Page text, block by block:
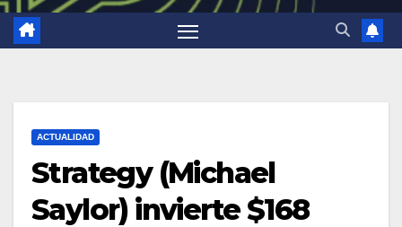
ACTUALIDAD
Strategy (Michael
Saylor) invierte $168